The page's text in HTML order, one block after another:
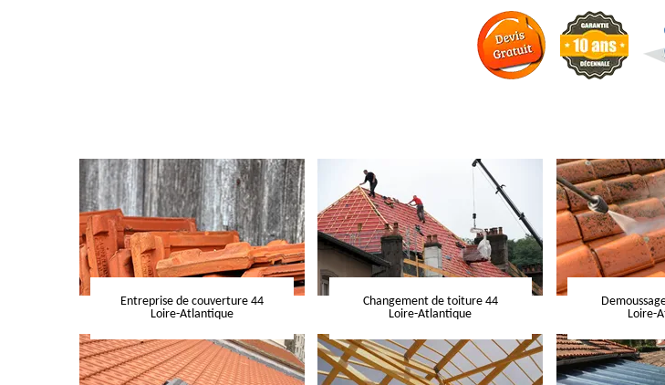
Entreprise de couverture 44
Loire-Atlantique
Changement de toiture 44
Loire-Atlantique
Loire-